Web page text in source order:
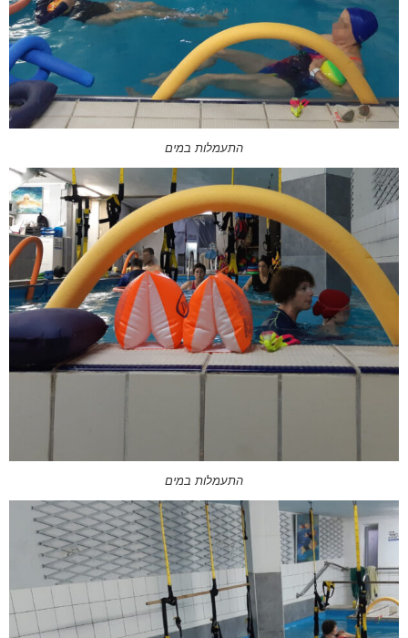
התעמלות במים
התעמלות במים